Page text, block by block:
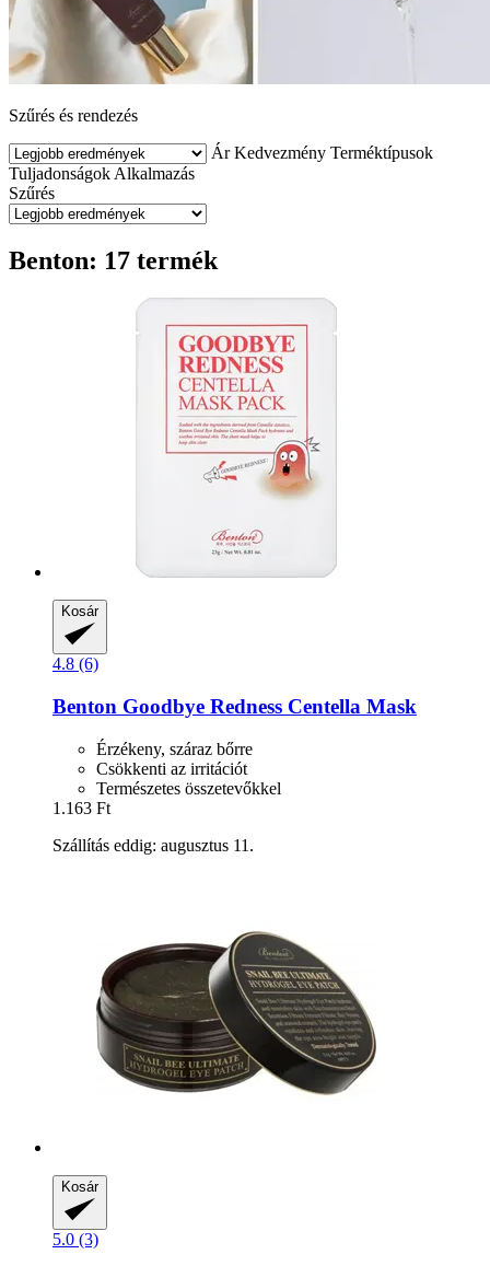
Szűrés és rendezés
Ár Kedvezmény Terméktípusok
Tuljadonságok Alkalmazás
Szűrés
Benton: 17 termék
Kosár
4.8 (6)
Benton Goodbye Redness Centella Mask
Érzékeny, száraz bőrre
Csökkenti az irritációt
Természetes összetevőkkel
1.163 Ft
Szállítás eddig: augusztus 11.
Kosár
5.0 (3)